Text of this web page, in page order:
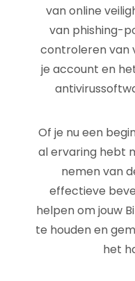
van online
van phishing-
controleren van
je account en
Of je nu een
al ervaring hebt
nemen van
effectieve
helpen om jouw
te houden en
het